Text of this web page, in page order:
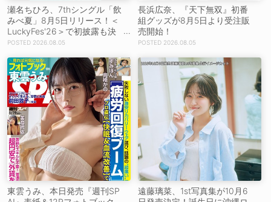
瀬名ちひろ、7thシングル「飲
みべ夏」8月5日リリース！＜
LuckyFes'26＞で初披露も決
定
2026.08.05
長浜広奈、『天下無双』初番
組グッズが8月5日より受注販
売開始！
2026.08.05
東雲うみ、本日発売『週刊SP
遠藤璃菜、1st写真集が10月6